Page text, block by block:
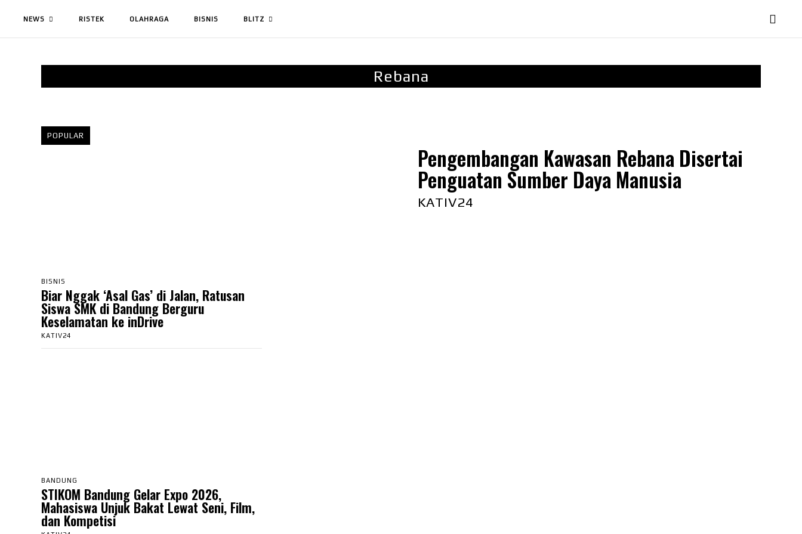
NEWS RISTEK OLAHRAGA BISNIS BLITZ
Rebana
POPULAR
BISNIS
Biar Nggak ‘Asal Gas’ di Jalan, Ratusan
Siswa SMK di Bandung Berguru
Keselamatan ke inDrive
KATIV24
BANDUNG
STIKOM Bandung Gelar Expo 2026,
Mahasiswa Unjuk Bakat Lewat Seni, Film,
dan Kompetisi
Pengembangan Kawasan Rebana Disertai
Penguatan Sumber Daya Manusia
KATIV24